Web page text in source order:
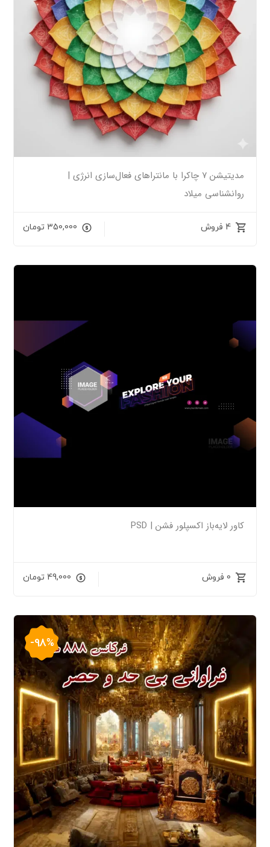
مدیتیشن ۷ چاکرا با مانتراهای فعال‌سازی انرژی |
روانشناسی میلاد
4 فروش 350,000 تومان
کاور لایه‌باز اکسپلور فشن | PSD
0 فروش 49,000 تومان
-98%